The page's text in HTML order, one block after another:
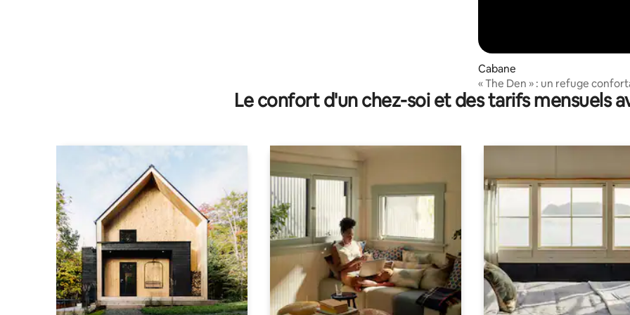
Cabane
« The Den » : un refuge
relaxant
Le confort d'un chez-soi et des tarifs mensuels